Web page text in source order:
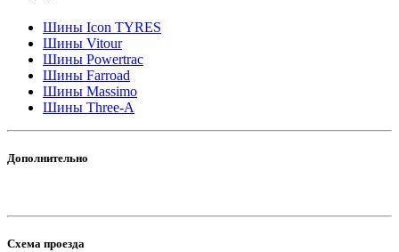
Шины Icon TYRES
Шины Vitour
Шины Powertrac
Шины Farroad
Шины Massimo
Шины Three-A
Дополнительно
Схема проезда